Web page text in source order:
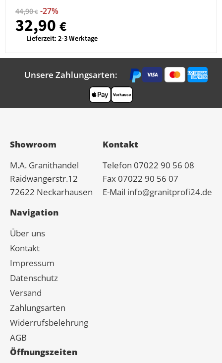
44,90€ -27%
32,90 €
Lieferzeit:2-3 Werktage
Unsere Zahlungsarten:
Showroom
M.A. Granithandel
Raidwangerstr.12
72622 Neckarhausen
Kontakt
Telefon 07022 90 56 08
Fax 07022 90 56 07
E-Mail info@granitprofi24.de
Navigation
Über uns
Kontakt
Impressum
Datenschutz
Versand
Zahlungsarten
Widerrufsbelehrung
AGB
Öffnungszeiten